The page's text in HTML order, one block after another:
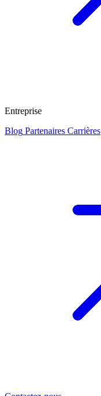
Entreprise
Blog Partenaires Carrières